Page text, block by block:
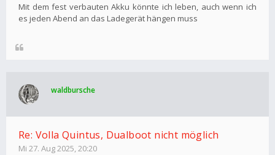
Mit dem fest verbauten Akku könnte ich leben, auch wenn ich
es jeden Abend an das Ladegerät hängen muss
waldbursche
Re: Volla Quintus, Dualboot nicht möglich
Mi 27. Aug 2025, 20:20